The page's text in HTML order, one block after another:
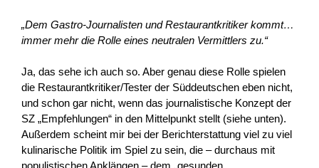
„Dem Gastro-Journalisten und Restaurantkritiker kommt…
immer mehr die Rolle eines neutralen Vermittlers zu.“
Ja, das sehe ich auch so. Aber genau diese Rolle spielen
die Restaurantkritiker/Tester der Süddeutschen eben nicht,
und schon gar nicht, wenn das journalistische Konzept der
SZ „Empfehlungen“ in den Mittelpunkt stellt (siehe unten).
Außerdem scheint mir bei der Berichterstattung viel zu viel
kulinarische Politik im Spiel zu sein, die – durchaus mit